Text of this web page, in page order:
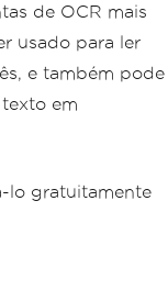
de OCR mais
usado para ler
e também pode
em
lo gratuitamente